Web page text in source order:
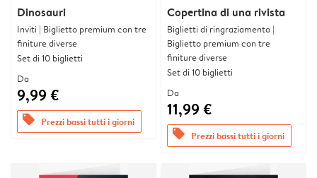
Dinosauri
Inviti | Biglietto premium con tre
finiture diverse
Set di 10 biglietti
Da
9,99 €
offers Prezzi bassi tutti i giorni
Copertina di una rivista
Biglietti di ringraziamento |
Biglietto premium con tre
finiture diverse
Set di 10 biglietti
Da
11,99 €
offers Prezzi bassi tutti i giorni